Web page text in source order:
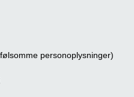
personoplysninger)